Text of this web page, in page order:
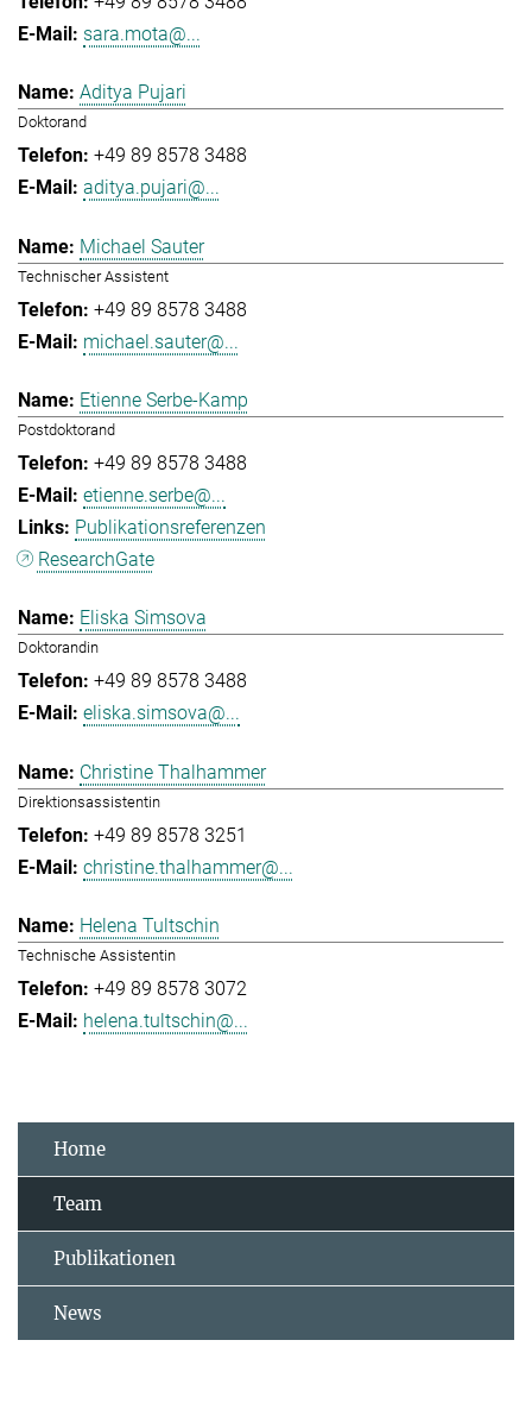
sara.mota@...
Aditya Pujari
Doktorand
+49 89 8578 3488
aditya.pujari@...
Michael Sauter
Technischer Assistent
+49 89 8578 3488
michael.sauter@...
Etienne Serbe-Kamp
Postdoktorand
+49 89 8578 3488
etienne.serbe@...
Publikationsreferenzen
ResearchGate
Eliska Simsova
Doktorandin
+49 89 8578 3488
eliska.simsova@...
Christine Thalhammer
Direktionsassistentin
+49 89 8578 3251
christine.thalhammer@...
Helena Tultschin
Technische Assistentin
+49 89 8578 3072
helena.tultschin@...
Home
Team
Publikationen
News